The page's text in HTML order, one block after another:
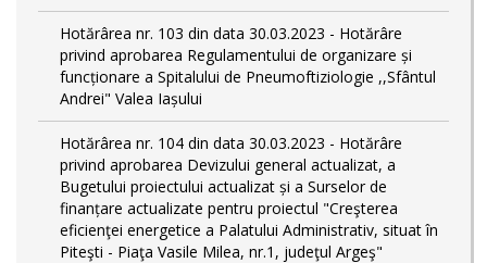
Hotărârea nr. 103 din data 30.03.2023 - Hotărâre
privind aprobarea Regulamentului de organizare și
funcționare a Spitalului de Pneumoftiziologie ,,Sfântul
Andrei" Valea Iașului
Hotărârea nr. 104 din data 30.03.2023 - Hotărâre
privind aprobarea Devizului general actualizat, a
Bugetului proiectului actualizat și a Surselor de
finanțare actualizate pentru proiectul "Creşterea
eficienţei energetice a Palatului Administrativ, situat în
Piteşti - Piaţa Vasile Milea, nr.1, judeţul Argeş"